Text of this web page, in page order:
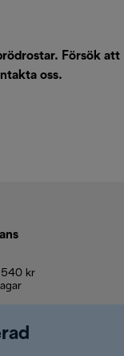
Försök att
oss.
540 kr